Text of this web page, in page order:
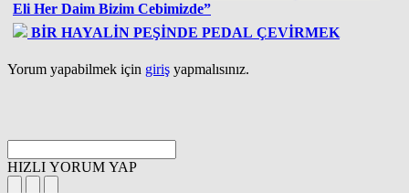
Eli Her Daim Bizim Cebimizde”
BİR HAYALİN PEŞİNDE PEDAL ÇEVİRMEK
Yorum yapabilmek için giriş yapmalısınız.
HIZLI YORUM YAP